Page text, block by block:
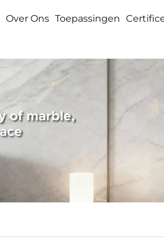
Over Ons Toepassingen